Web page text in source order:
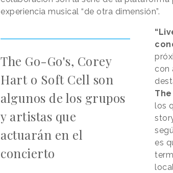
experiencia musical “de otra dimensión”.
The Go-Go's, Corey
Hart o Soft Cell son
algunos de los grupos
y artistas que
actuarán en el
concierto
con
los
es